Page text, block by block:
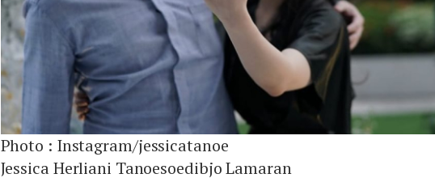
Photo : Instagram/jessicatanoe
Jessica Herliani Tanoesoedibjo Lamaran